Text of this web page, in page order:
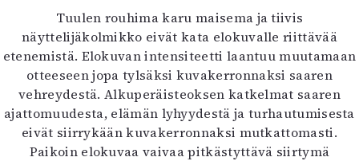
Tuulen rouhima karu maisema ja tiivis
näyttelijäkolmikko eivät kata elokuvalle riittävää
etenemistä. Elokuvan intensiteetti laantuu muutamaan
otteeseen jopa tylsäksi kuvakerronnaksi saaren
vehreydestä. Alkuperäisteoksen katkelmat saaren
ajattomuudesta, elämän lyhyydestä ja turhautumisesta
eivät siirrykään kuvakerronnaksi mutkattomasti.
Paikoin elokuvaa vaivaa pitkästyttävä siirtymä